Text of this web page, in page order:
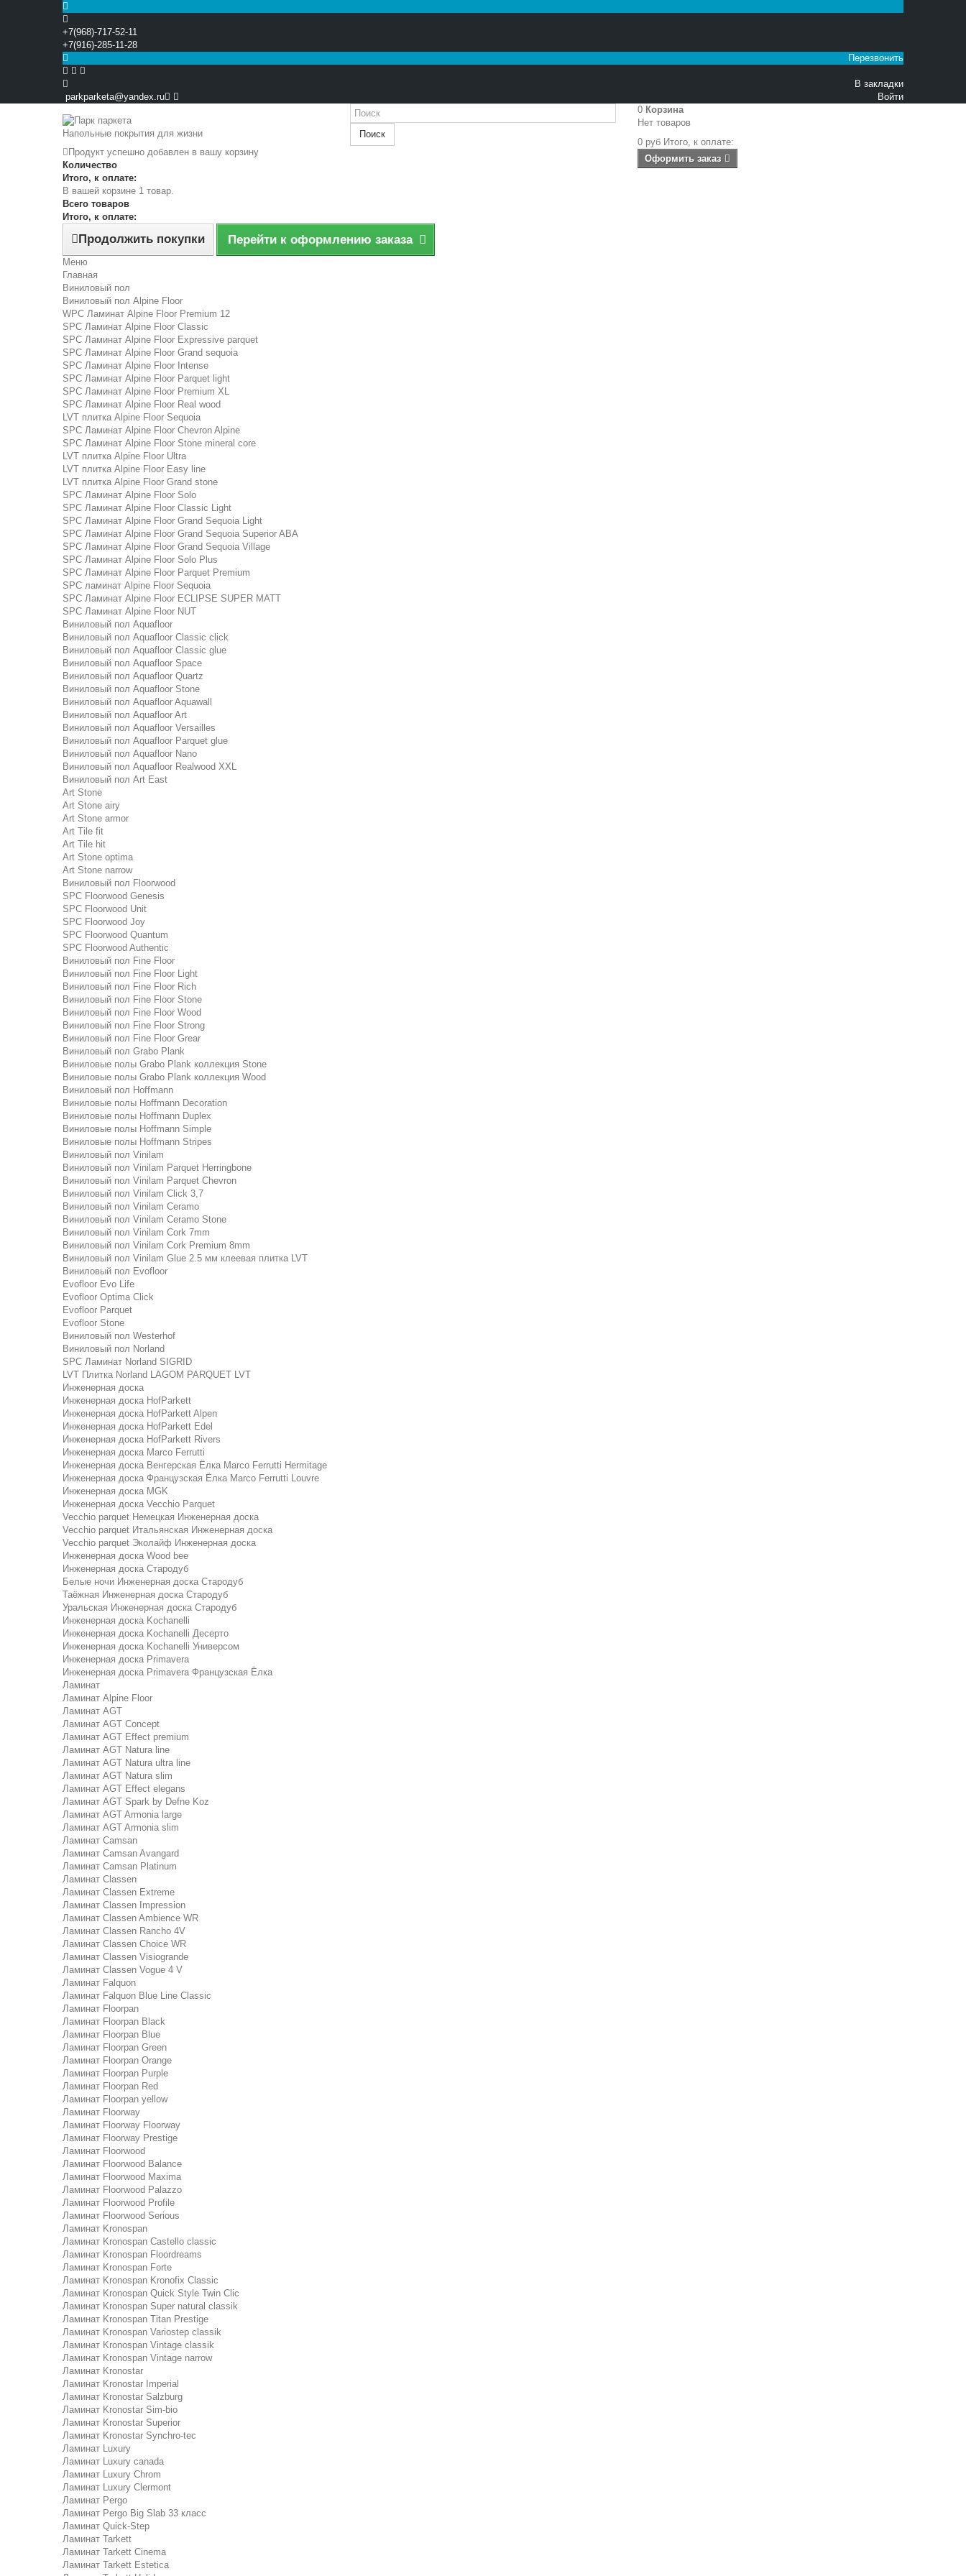
+7(968)-717-52-11
+7(916)-285-11-28
Перезвонить
 
В закладки
Войти
parkparketa@yandex.ru
Напольные покрытия для жизни Поиск
0 Корзина
Нет товаров
0 руб Итого, к оплате:
Оформить заказ
Продукт успешно добавлен в вашу корзину
Количество
Итого, к оплате:
В вашей корзине 1 товар.
Всего товаров
Итого, к оплате:
Продолжить покупки Перейти к оформлению заказа
Меню
Главная
Виниловый пол
Виниловый пол Alpine Floor
WPC Ламинат Alpine Floor Premium 12
SPC Ламинат Alpine Floor Classic
SPC Ламинат Alpine Floor Expressive parquet
SPC Ламинат Alpine Floor Grand sequoia
SPC Ламинат Alpine Floor Intense
SPC Ламинат Alpine Floor Parquet light
SPC Ламинат Alpine Floor Premium XL
SPC Ламинат Alpine Floor Real wood
LVT плитка Alpine Floor Sequoia
SPC Ламинат Alpine Floor Chevron Alpine
SPC Ламинат Alpine Floor Stone mineral core
LVT плитка Alpine Floor Ultra
LVT плитка Alpine Floor Easy line
LVT плитка Alpine Floor Grand stone
SPC Ламинат Alpine Floor Solo
SPC Ламинат Alpine Floor Classic Light
SPC Ламинат Alpine Floor Grand Sequoia Light
SPC Ламинат Alpine Floor Grand Sequoia Superior ABA
SPC Ламинат Alpine Floor Grand Sequoia Village
SPC Ламинат Alpine Floor Solo Plus
SPC Ламинат Alpine Floor Parquet Premium
SPC ламинат Alpine Floor Sequoia
SPC Ламинат Alpine Floor ECLIPSE SUPER MATT
SPC Ламинат Alpine Floor NUT
Виниловый пол Aquafloor
Виниловый пол Aquafloor Classic click
Виниловый пол Aquafloor Classic glue
Виниловый пол Aquafloor Space
Виниловый пол Aquafloor Quartz
Виниловый пол Aquafloor Stone
Виниловый пол Aquafloor Aquawall
Виниловый пол Aquafloor Art
Виниловый пол Aquafloor Versailles
Виниловый пол Aquafloor Parquet glue
Виниловый пол Aquafloor Nano
Виниловый пол Aquafloor Realwood XXL
Виниловый пол Art East
Art Stone
Art Stone airy
Art Stone armor
Art Tile fit
Art Tile hit
Art Stone optima
Art Stone narrow
Виниловый пол Floorwood
SPC Floorwood Genesis
SPC Floorwood Unit
SPC Floorwood Joy
SPC Floorwood Quantum
SPC Floorwood Authentic
Виниловый пол Fine Floor
Виниловый пол Fine Floor Light
Виниловый пол Fine Floor Rich
Виниловый пол Fine Floor Stone
Виниловый пол Fine Floor Wood
Виниловый пол Fine Floor Strong
Виниловый пол Fine Floor Grear
Виниловый пол Grabo Plank
Виниловые полы Grabo Plank коллекция Stone
Виниловые полы Grabo Plank коллекция Wood
Виниловый пол Hoffmann
Виниловые полы Hoffmann Decoration
Виниловые полы Hoffmann Duplex
Виниловые полы Hoffmann Simple
Виниловые полы Hoffmann Stripes
Виниловый пол Vinilam
Виниловый пол Vinilam Parquet Herringbone
Виниловый пол Vinilam Parquet Chevron
Виниловый пол Vinilam Click 3,7
Виниловый пол Vinilam Ceramo
Виниловый пол Vinilam Ceramo Stone
Виниловый пол Vinilam Cork 7mm
Виниловый пол Vinilam Cork Premium 8mm
Виниловый пол Vinilam Glue 2.5 мм клеевая плитка LVT
Виниловый пол Evofloor
Evofloor Evo Life
Evofloor Optima Click
Evofloor Parquet
Evofloor Stone
Виниловый пол Westerhof
Виниловый пол Norland
SPC Ламинат Norland SIGRID
LVT Плитка Norland LAGOM PARQUET LVT
Инженерная доска
Инженерная доска HofParkett
Инженерная доска HofParkett Alpen
Инженерная доска HofParkett Edel
Инженерная доска HofParkett Rivers
Инженерная доска Marco Ferrutti
Инженерная доска Венгерская Ёлка Marco Ferrutti Hermitage
Инженерная доска Французская Ёлка Marco Ferrutti Louvre
Инженерная доска MGK
Инженерная доска Vecchio Parquet
Vecchio parquet Немецкая Инженерная доска
Vecchio parquet Итальянская Инженерная доска
Vecchio parquet Эколайф Инженерная доска
Инженерная доска Wood bee
Инженерная доска Стародуб
Белые ночи Инженерная доска Стародуб
Таёжная Инженерная доска Стародуб
Уральская Инженерная доска Стародуб
Инженерная доска Kochanelli
Инженерная доска Kochanelli Десерто
Инженерная доска Kochanelli Универсом
Инженерная доска Primavera
Инженерная доска Primavera Французская Ёлка
Ламинат
Ламинат Alpine Floor
Ламинат AGT
Ламинат AGT Concept
Ламинат AGT Effect premium
Ламинат AGT Natura line
Ламинат AGT Natura ultra line
Ламинат AGT Natura slim
Ламинат AGT Effect elegans
Ламинат AGT Spark by Defne Koz
Ламинат AGT Armonia large
Ламинат AGT Armonia slim
Ламинат Camsan
Ламинат Camsan Avangard
Ламинат Camsan Platinum
Ламинат Classen
Ламинат Classen Extreme
Ламинат Classen Impression
Ламинат Classen Ambience WR
Ламинат Classen Rancho 4V
Ламинат Classen Choice WR
Ламинат Classen Visiogrande
Ламинат Classen Vogue 4 V
Ламинат Falquon
Ламинат Falquon Blue Line Classic
Ламинат Floorpan
Ламинат Floorpan Black
Ламинат Floorpan Blue
Ламинат Floorpan Green
Ламинат Floorpan Orange
Ламинат Floorpan Purple
Ламинат Floorpan Red
Ламинат Floorpan yellow
Ламинат Floorway
Ламинат Floorway Floorway
Ламинат Floorway Prestige
Ламинат Floorwood
Ламинат Floorwood Balance
Ламинат Floorwood Maxima
Ламинат Floorwood Palazzo
Ламинат Floorwood Profile
Ламинат Floorwood Serious
Ламинат Kronospan
Ламинат Kronospan Castello classic
Ламинат Kronospan Floordreams
Ламинат Kronospan Forte
Ламинат Kronospan Kronofix Classic
Ламинат Kronospan Quick Style Twin Clic
Ламинат Kronospan Super natural classik
Ламинат Kronospan Titan Prestige
Ламинат Kronospan Variostep classik
Ламинат Kronospan Vintage classik
Ламинат Kronospan Vintage narrow
Ламинат Kronostar
Ламинат Kronostar Imperial
Ламинат Kronostar Salzburg
Ламинат Kronostar Sim-bio
Ламинат Kronostar Superior
Ламинат Kronostar Synchro-tec
Ламинат Luxury
Ламинат Luxury canada
Ламинат Luxury Chrom
Ламинат Luxury Clermont
Ламинат Pergo
Ламинат Pergo Big Slab 33 класс
Ламинат Quick-Step
Ламинат Tarkett
Ламинат Tarkett Cinema
Ламинат Tarkett Estetica